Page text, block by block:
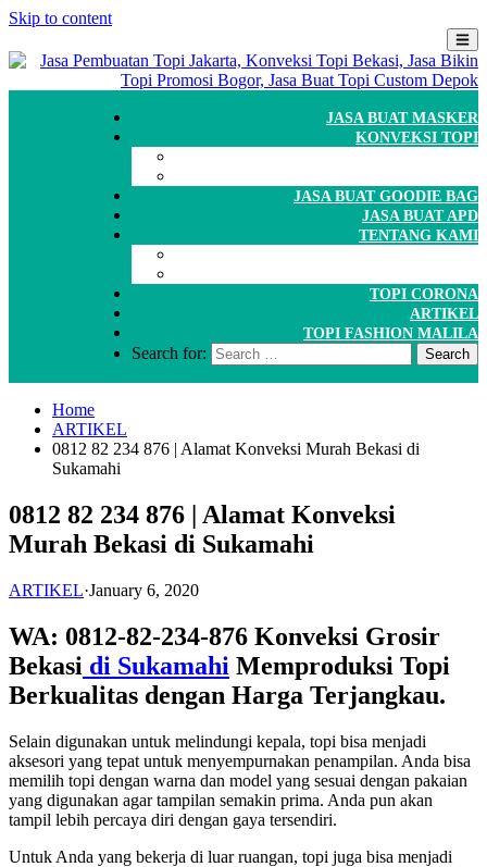
Skip to content
JASA BUAT MASKER
KONVEKSI TOPI
JASA BUAT GOODIE BAG
JASA BUAT APD
TENTANG KAMI
TOPI CORONA
ARTIKEL
TOPI FASHION MALILA
Search for:
Home
ARTIKEL
0812 82 234 876 | Alamat Konveksi Murah Bekasi di
Sukamahi
0812 82 234 876 | Alamat Konveksi
Murah Bekasi di Sukamahi
ARTIKEL·January 6, 2020
WA: 0812-82-234-876 Konveksi Grosir
Bekasi di Sukamahi Memproduksi Topi
Berkualitas dengan Harga Terjangkau.
Selain digunakan untuk melindungi kepala, topi bisa menjadi
aksesori yang tepat untuk menyempurnakan penampilan. Anda bisa
memilih topi dengan warna dan model yang sesuai dengan pakaian
yang digunakan agar tampilan semakin prima. Anda pun akan
tampil lebih percaya diri dengan gaya tersendiri.
Untuk Anda yang bekerja di luar ruangan, topi juga bisa menjadi